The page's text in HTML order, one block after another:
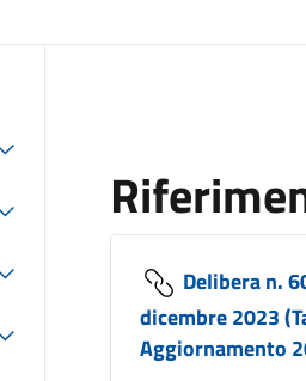
Delibera n.
dicembre 2023
Aggiornamento